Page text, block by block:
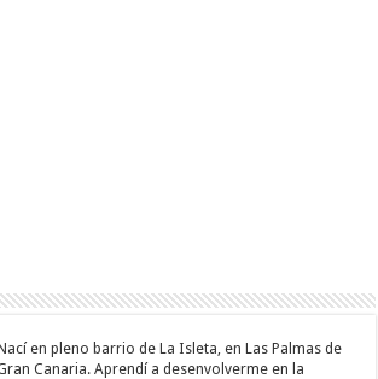
en pleno barrio de La Isleta, en Las Palmas de
Canaria. Aprendí a desenvolverme en la